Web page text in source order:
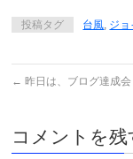
投稿タグ 台風, ジョ
← 昨日は、ブログ達成会
コメントを残